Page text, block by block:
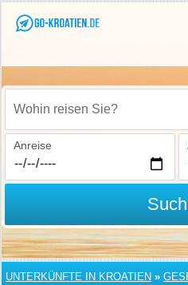
Wohin reisen Sie?
Anreise
UNTERKÜNFTE IN KROATIEN »